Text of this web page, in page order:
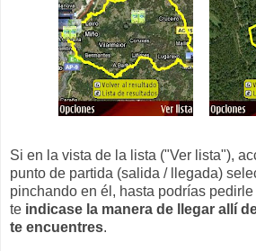
Si en la vista de la lista ("Ver lista"),
punto de partida (salida / llegada)
pinchando en él, hasta podrías
te indicase la manera de llegar allí
te encuentres.